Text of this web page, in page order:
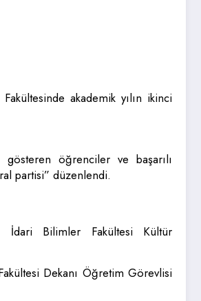
akademik yılın ikinci
öğrenciler ve başarılı
partisi” düzenlendi.
İdari Bilimler Fakültesi Kültür
Dekanı Öğretim Görevlisi